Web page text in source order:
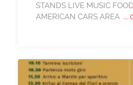
STANDS LIVE MUSIC
AMERICAN CARS AREA...